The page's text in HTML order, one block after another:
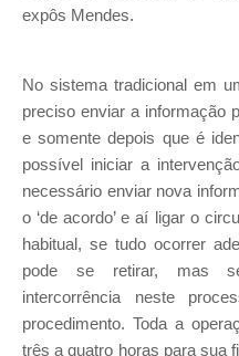
expôs Mendes.
No sistema tradicional em
preciso enviar a informação
e somente depois que é
possível iniciar a
necessário enviar nova
o ‘de acordo’ e aí ligar o
habitual, se tudo ocorrer
pode se retirar, mas
intercorrência neste
procedimento. Toda a
três a quatro horas para sua